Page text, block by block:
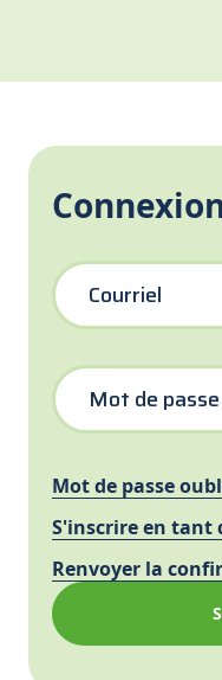
Courriel
Mot de passe
Mot de passe
S'inscrire en
Renvoyer la